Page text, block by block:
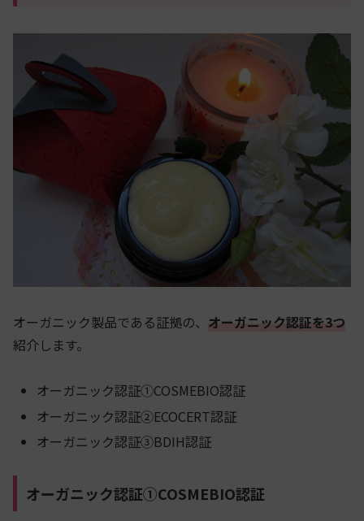
オーガニック製品である証拠の、 オーガニック認証を3つ
紹介します。
オーガニック認証①COSMEBIO認証
オーガニック認証②ECOCERT認証
オーガニック認証③BDIH認証
オーガニック認証①COSMEBIO認証